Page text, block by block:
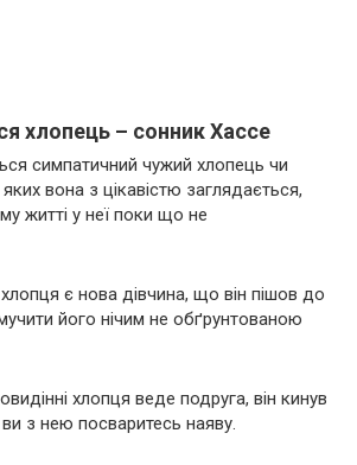
хлопець – сонник Хассе
симпатичний чужий хлопець чи
вона з цікавістю заглядається,
житті у неї поки що не
є нова дівчина, що він пішов до
його нічим не обґрунтованою
хлопця веде подруга, він кинув
з нею посваритесь наяву.